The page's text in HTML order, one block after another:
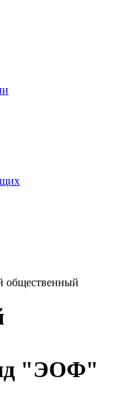
общественный
"ЭОФ"